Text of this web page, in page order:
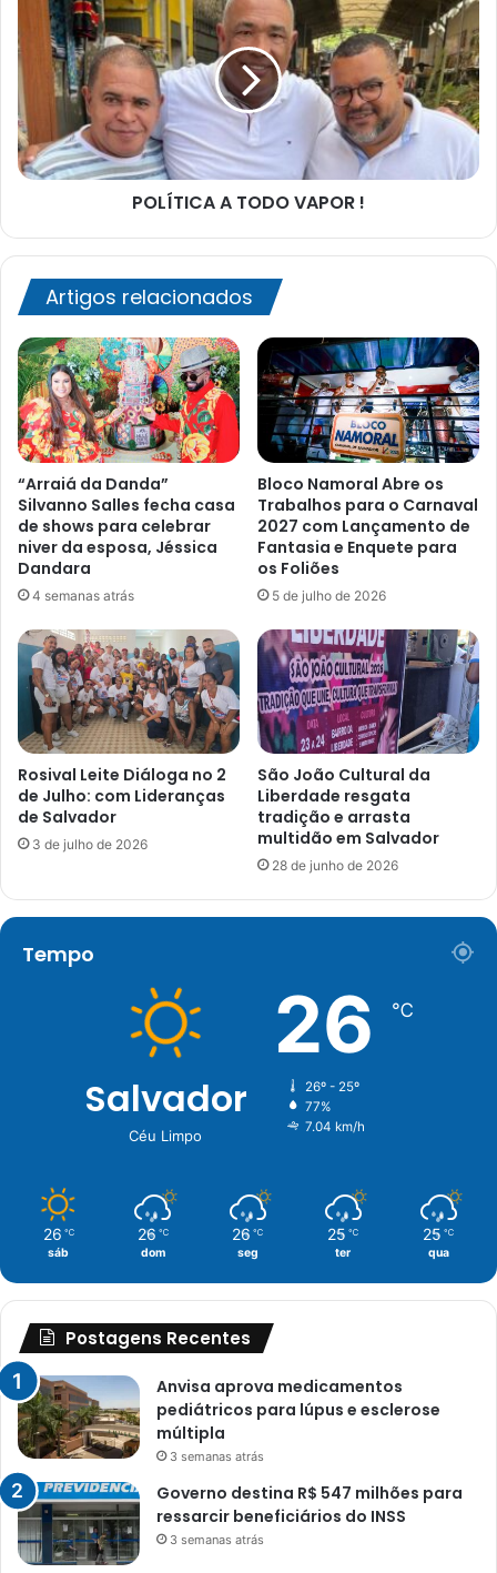
TODO
VAPOR
POLÍTICA A TODO VAPOR !
Artigos relacionados
“Arraiá da Danda”
Silvanno Salles fecha casa
de shows para celebrar
niver da esposa, Jéssica
Dandara
4 semanas atrás
Bloco Namoral Abre os
Trabalhos para o Carnaval
2027 com Lançamento de
Fantasia e Enquete para
os Foliões
5 de julho de 2026
Rosival Leite Diáloga no 2
de Julho: com Lideranças
de Salvador
3 de julho de 2026
São João Cultural da
Liberdade resgata
tradição e arrasta
multidão em Salvador
28 de junho de 2026
Tempo
Salvador
Céu Limpo
26 ℃
26º - 25º
77%
7.04 km/h
26 ℃
sáb
26 ℃
dom
26 ℃
seg
25 ℃
ter
25 ℃
qua
Postagens Recentes
Anvisa aprova medicamentos
pediátricos para lúpus e esclerose
múltipla
3 semanas atrás
Governo destina R$ 547 milhões para
ressarcir beneficiários do INSS
3 semanas atrás